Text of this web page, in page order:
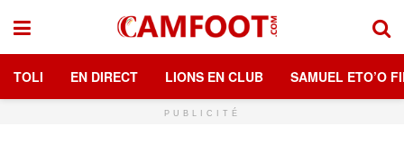
TOLI EN DIRECT LIONS EN CLUB SAMUEL ETO’O
PUBLICITÉ